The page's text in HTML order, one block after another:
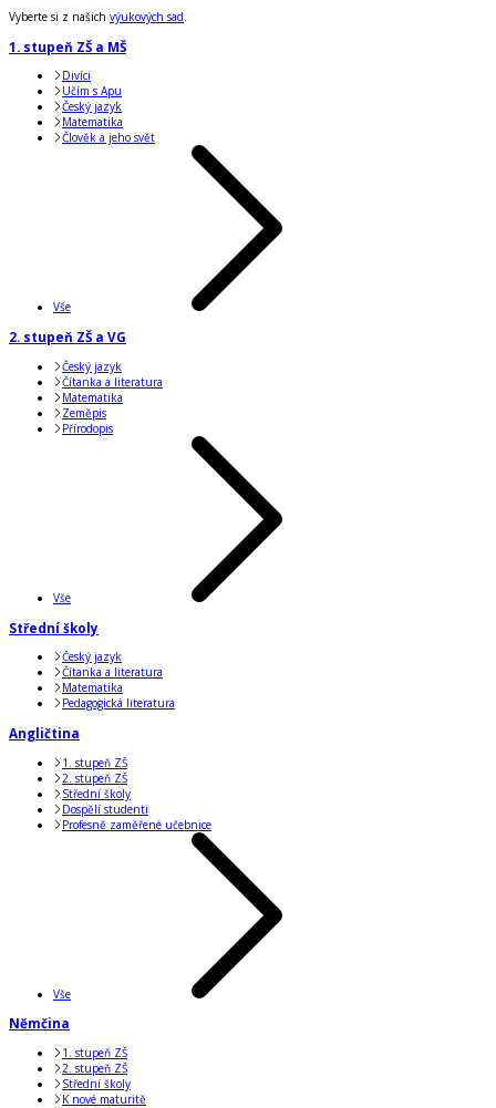
Vyberte si z našich výukových sad.
1. stupeň ZŠ a MŠ
Divíci
Učím s Apu
Český jazyk
Matematika
Člověk a jeho svět
Vše
2. stupeň ZŠ a VG
Český jazyk
Čítanka a literatura
Matematika
Zeměpis
Přírodopis
Vše
Střední školy
Český jazyk
Čítanka a literatura
Matematika
Pedagogická literatura
Angličtina
1. stupeň ZŠ
2. stupeň ZŠ
Střední školy
Dospělí studenti
Profesně zaměřené učebnice
Vše
Němčina
1. stupeň ZŠ
2. stupeň ZŠ
Střední školy
K nové maturitě